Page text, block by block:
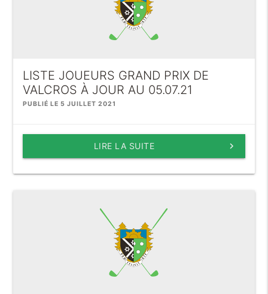
LISTE JOUEURS GRAND PRIX DE
VALCROS À JOUR AU 05.07.21
PUBLIÉ LE 5 JUILLET 2021
keyboard_arrow_right
LIRE LA SUITE